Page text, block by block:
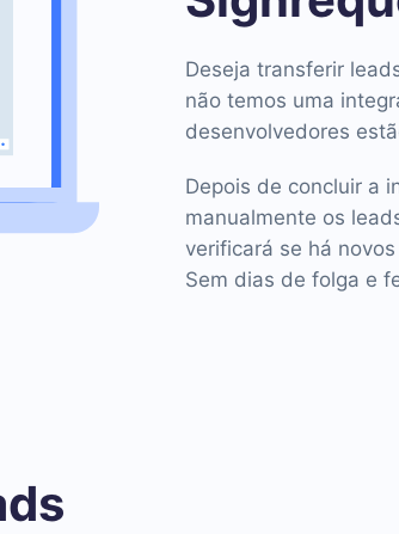
Deseja transferir
não temos uma
desenvolvedores
Depois de concluir a
manualmente os
verificará se há
Sem dias de folga e